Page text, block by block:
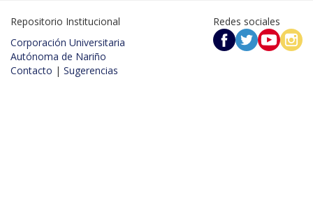
Repositorio Institucional
Corporación Universitaria
Autónoma de Nariño
Contacto | Sugerencias
Redes sociales